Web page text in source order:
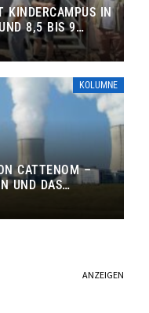
KINDERCAMPUS IN
8,5 BIS 9
KOLUMNE
CATTENOM –
UND DAS
ANZEIGEN